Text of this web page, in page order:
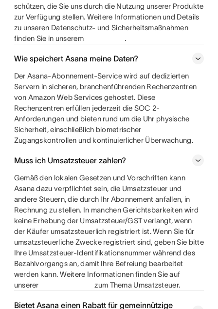
schützen, die Sie uns durch die Nutzung unserer Produkte
zur Verfügung stellen. Weitere Informationen und Details
zu unseren Datenschutz- und Sicherheitsmaßnahmen
finden Sie in unserem
.
Wie speichert Asana meine Daten?
Der Asana-Abonnement-Service wird auf dedizierten
Servern in sicheren, branchenführenden Rechenzentren
von Amazon Web Services gehostet. Diese
Rechenzentren erfüllen jederzeit die SOC 2-
Anforderungen und bieten rund um die Uhr physische
Sicherheit, einschließlich biometrischer
Zugangskontrollen und kontinuierlicher Überwachung.
Muss ich Umsatzsteuer zahlen?
Gemäß den lokalen Gesetzen und Vorschriften kann
Asana dazu verpflichtet sein, die Umsatzsteuer und
andere Steuern, die durch Ihr Abonnement anfallen, in
Rechnung zu stellen. In manchen Gerichtsbarkeiten wird
keine Erhebung der Umsatzsteuer/GST verlangt, wenn
der Käufer umsatzsteuerlich registriert ist. Wenn Sie für
umsatzsteuerliche Zwecke registriert sind, geben Sie bitte
Ihre Umsatzsteuer-Identifikationsnummer während des
Bezahlvorgangs an, damit Ihre Befreiung bearbeitet
werden kann. Weitere Informationen finden Sie auf
unserer
zum Thema Umsatzsteuer.
Bietet Asana einen Rabatt für gemeinnützige